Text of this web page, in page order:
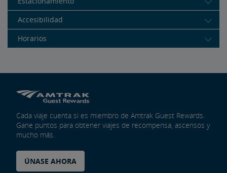
Accesibilidad
Horarios
Cada viaje cuenta si es miembro de Amtrak Guest Rewards.
Gane puntos para obtener viajes de recompensa, ascensos y
mucho más.
ÚNASE AHORA